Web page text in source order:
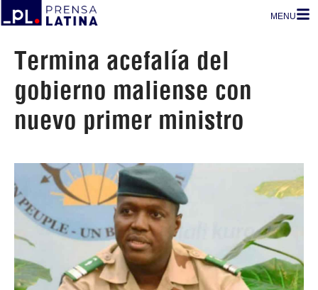
MENU
Termina acefalía del
gobierno maliense con
nuevo primer ministro